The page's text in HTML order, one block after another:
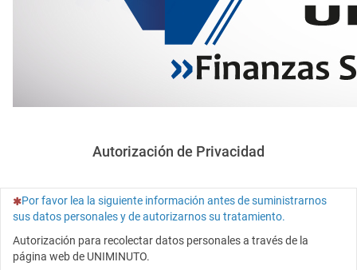
Autorización de Privacidad
(Esta pregunta es obligatoria)
Por favor lea la siguiente información antes de suministrarnos
sus datos personales y de autorizarnos su tratamiento.
Autorización para recolectar datos personales a través de la
página web de UNIMINUTO.